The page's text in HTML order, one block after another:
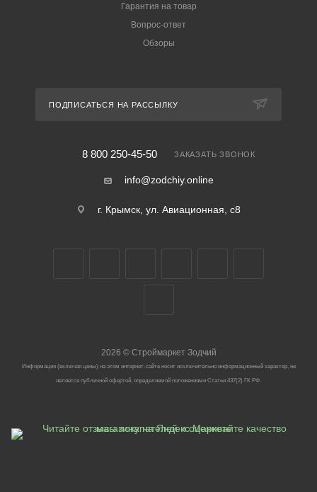
Гарантия на товар
Вопрос-ответ
Обзоры
ПОДПИСАТЬСЯ НА РАССЫЛКУ
8 800 250-45-50 ЗАКАЗАТЬ ЗВОНОК
info@zodchiy.online
г. Крымск, ул. Авиационная, с8
2026 ©Строймаркет Зодчий
Информация (включая цены) на этом интернет-сайте носит исключительно информационный характер, не
является публичной офертой, определяемой положениями Статьи 437(2) ГК РФ.